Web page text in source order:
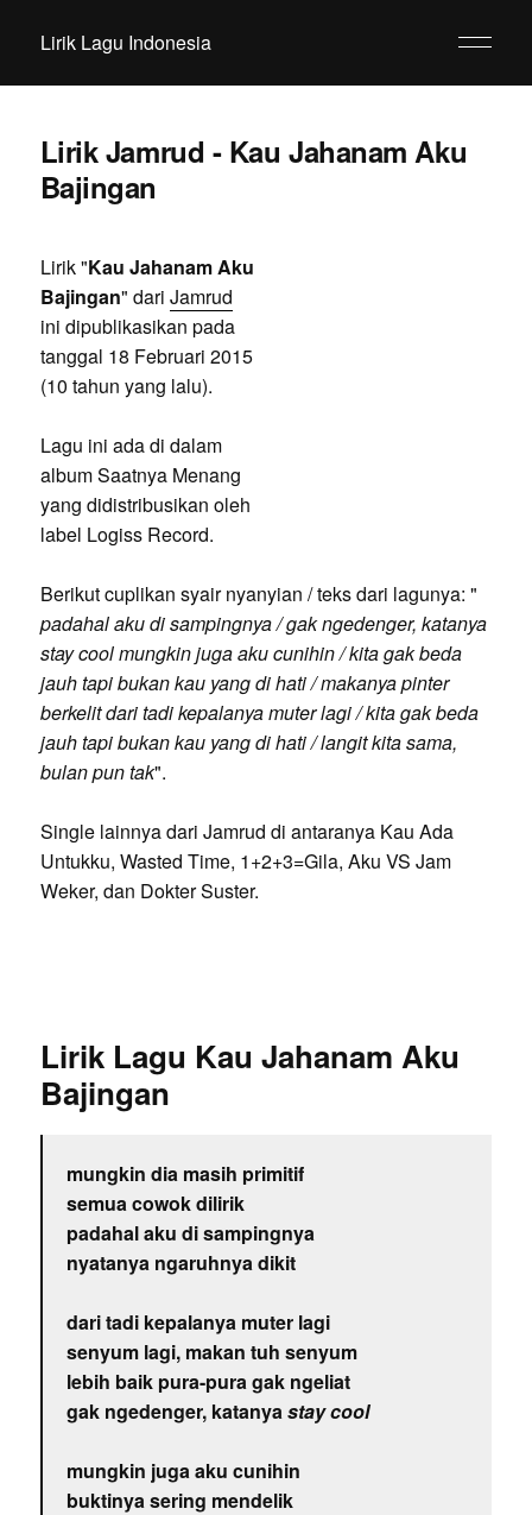
Lirik Lagu Indonesia
Lirik Jamrud - Kau Jahanam Aku
Bajingan
Lirik "Kau Jahanam Aku
Bajingan" dari Jamrud
ini dipublikasikan pada
tanggal 18 Februari 2015
(10 tahun yang lalu).
Lagu ini ada di dalam
album Saatnya Menang
yang didistribusikan oleh
label Logiss Record.
Berikut cuplikan syair nyanyian / teks dari lagunya: "
padahal aku di sampingnya / gak ngedenger, katanya
stay cool mungkin juga aku cunihin / kita gak beda
jauh tapi bukan kau yang di hati / makanya pinter
berkelit dari tadi kepalanya muter lagi / kita gak beda
jauh tapi bukan kau yang di hati / langit kita sama,
bulan pun tak".
Single lainnya dari Jamrud di antaranya Kau Ada
Untukku, Wasted Time, 1+2+3=Gila, Aku VS Jam
Weker, dan Dokter Suster.
Lirik Lagu Kau Jahanam Aku
Bajingan
mungkin dia masih primitif
semua cowok dilirik
padahal aku di sampingnya
nyatanya ngaruhnya dikit
dari tadi kepalanya muter lagi
senyum lagi, makan tuh senyum
lebih baik pura-pura gak ngeliat
gak ngedenger, katanyastay cool
mungkin juga aku cunihin
buktinya sering mendelik